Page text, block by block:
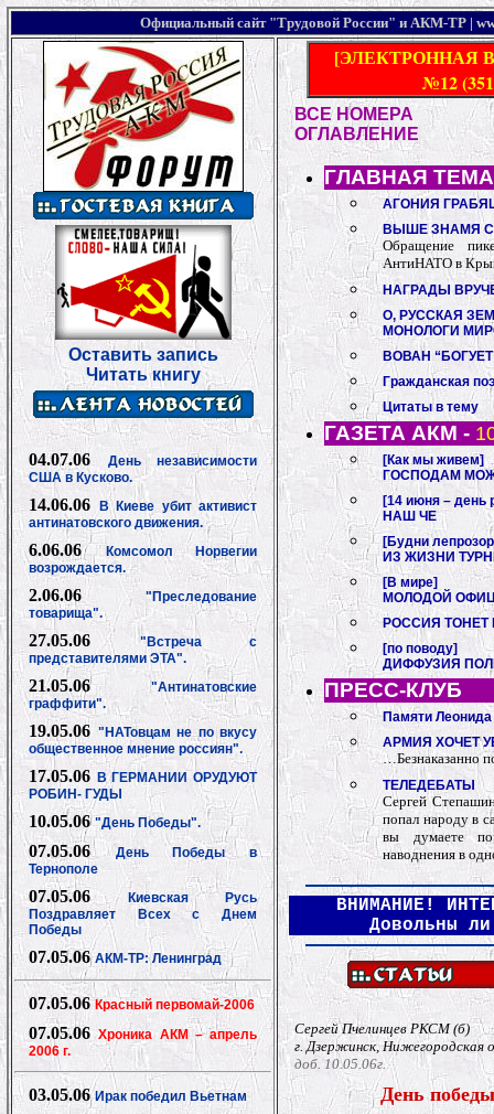
Официальный сайт "Трудовой России" и АКМ-ТР |
Оставить запись
Читать книгу
04.07.06
День независимости
США в Кусково.
14.06.06
В Киеве убит активист
антинатовского движения.
6.06.06Комсомол Норвегии
возрождается.
2.06.06
"Преследование
товарища".
27.05.06"Встреча с
представителями ЭТА".
21.05.06"Антинатовские
граффити".
19.05.06 "НАТовцам не по вкусу
общественное мнение россиян".
17.05.06 В ГЕРМАНИИ ОРУДУЮТ
РОБИН- ГУДЫ
10.05.06"День Победы".
07.05.06День Победы в
Тернополе
07.05.06 Киевская Русь
Поздравляет Всех с Днем
Победы
07.05.06АКМ-ТР: Ленинград
07.05.06Красный первомай-2006
07.05.06Хроника АКМ – апрель
2006 г.
03.05.06Ирак победил Вьетнам
[ЭЛЕКТРОННАЯ
№12
ВСЕ НОМЕРА
ОГЛАВЛЕНИЕ
ГЛАВНАЯ ТЕМА
АГОНИЯ
ВЫШЕ ЗНАМЯ
Обращение
АнтиНАТО в
НАГРАДЫ
О, РУССКАЯ
МОНОЛОГИ
ВОВАН
Гражданская
Цитаты в тему
ГАЗЕТА АКМ -
[Как мы живем]
ГОСПОДАМ
[14 июня – день
НАШ ЧЕ
[Будни
ИЗ ЖИЗНИ
[В мире]
МОЛОДОЙ
РОССИЯ
[по поводу]
ДИФФУЗИЯ
ПРЕСС-КЛУБ
Памяти
АРМИЯ ХОЧЕТ
…Безнаказанно
ТЕЛЕДЕБАТЫ
Сергей
попал народу в
вы думаете
наводнения в
ВНИМАНИЕ!
Довольны
Сергей Пчелинцев РКСМ (б)
г. Дзержинск, Нижегородская
доб. 10.05.06г.
День